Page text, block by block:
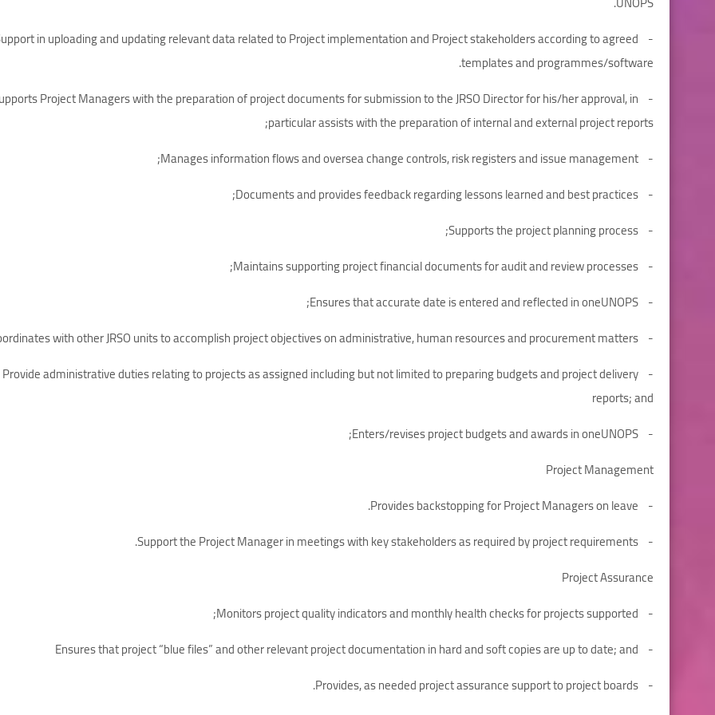
in uploading and updating relevant data related to Project implementation and Project stakeholders according to agreed
templates and programmes/software.
Project Managers with the preparation of project documents for submission to the JRSO Director for his/her approval, in
particular assists with the preparation of internal and external project reports;
- Manages information flows and oversea change controls, risk registers and issue management;
- Documents and provides feedback regarding lessons learned and best practices;
- Supports the project planning process;
- Maintains supporting project financial documents for audit and review processes;
- Ensures that accurate date is entered and reflected in oneUNOPS;
- Coordinates with other JRSO units to accomplish project objectives on administrative, human resources and procurement matters;
- Provide administrative duties relating to projects as assigned including but not limited to preparing budgets and project delivery
reports; and
- Enters/revises project budgets and awards in oneUNOPS;
Project Management
- Provides backstopping for Project Managers on leave.
- Support the Project Manager in meetings with key stakeholders as required by project requirements.
Project Assurance
- Monitors project quality indicators and monthly health checks for projects supported;
- Ensures that project “blue files” and other relevant project documentation in hard and soft copies are up to date; and
- Provides, as needed project assurance support to project boards.